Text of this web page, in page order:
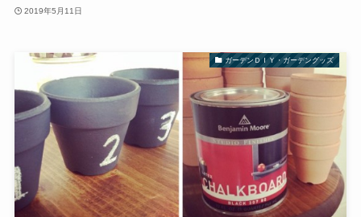
2019年5月11日
ガーデンＤＩＹ・ガーデングッズ